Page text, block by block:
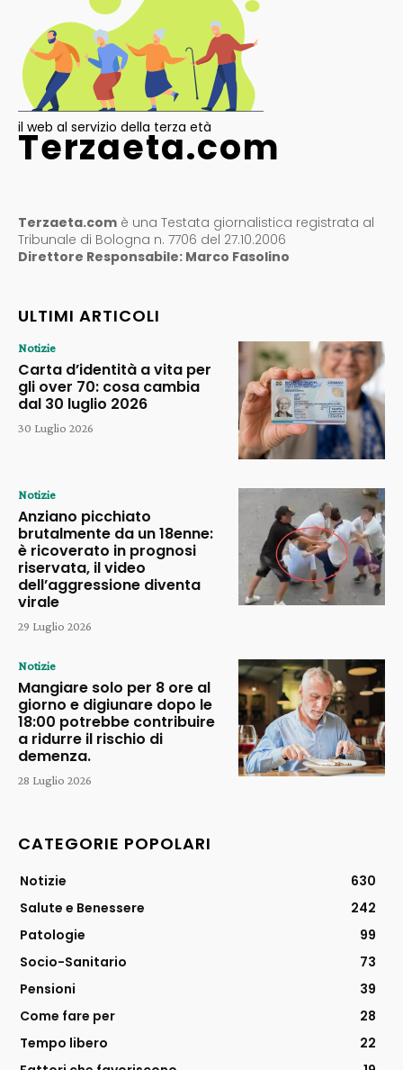
il web al servizio della terza età
Terzaeta.com
Terzaeta.com è una Testata giornalistica registrata al
Tribunale di Bologna n. 7706 del 27.10.2006
Direttore Responsabile: Marco Fasolino
ULTIMI ARTICOLI
Notizie
Carta d’identità a vita per
gli over 70: cosa cambia
dal 30 luglio 2026
30 Luglio 2026
Notizie
Anziano picchiato
brutalmente da un 18enne:
è ricoverato in prognosi
riservata, il video
dell’aggressione diventa
virale
29 Luglio 2026
Notizie
Mangiare solo per 8 ore al
giorno e digiunare dopo le
18:00 potrebbe contribuire
a ridurre il rischio di
demenza.
28 Luglio 2026
CATEGORIE POPOLARI
Notizie
630
Salute e Benessere
242
Patologie
99
Socio-Sanitario
73
Pensioni
39
Come fare per
28
Tempo libero
22